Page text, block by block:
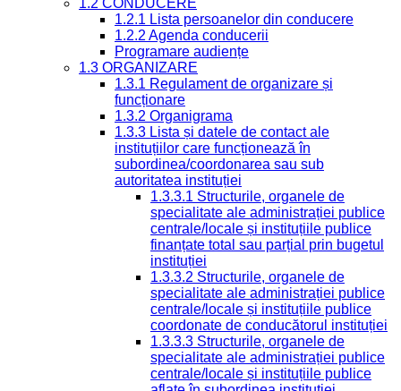
1.2 CONDUCERE
1.2.1 Lista persoanelor din conducere
1.2.2 Agenda conducerii
Programare audiențe
1.3 ORGANIZARE
1.3.1 Regulament de organizare și
funcționare
1.3.2 Organigrama
1.3.3 Lista și datele de contact ale
instituțiilor care funcționează în
subordinea/coordonarea sau sub
autoritatea instituției
1.3.3.1 Structurile, organele de
specialitate ale administrației publice
centrale/locale și instituțiile publice
finanțate total sau parțial prin bugetul
instituției
1.3.3.2 Structurile, organele de
specialitate ale administrației publice
centrale/locale și instituțiile publice
coordonate de conducătorul instituției
1.3.3.3 Structurile, organele de
specialitate ale administrației publice
centrale/locale și instituțiile publice